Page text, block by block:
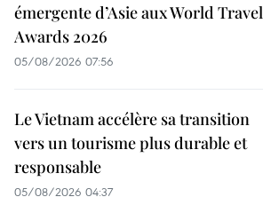
émergente d’Asie aux World Travel
Awards 2026
05/08/2026 07:56
Le Vietnam accélère sa transition
vers un tourisme plus durable et
responsable
05/08/2026 04:37